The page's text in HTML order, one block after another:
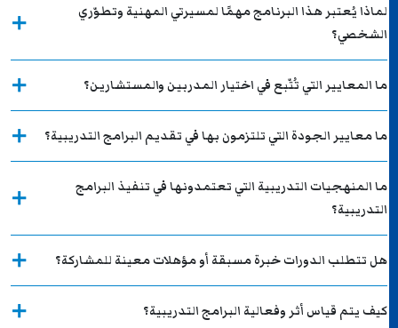
لماذا يُعتبر هذا البرنامج مهمًا لمسيرتي المهنية وتطوّري
الشخصي؟
ما المعايير التي تُتّبع في اختيار المدربين والمستشارين؟
ما معايير الجودة التي تلتزمون بها في تقديم البرامج التدريبية؟
ما المنهجيات التدريبية التي تعتمدونها في تنفيذ البرامج
التدريبية؟
هل تتطلب الدورات خبرة مسبقة أو مؤهلات معينة للمشاركة؟
كيف يتم قياس أثر وفعالية البرامج التدريبية؟